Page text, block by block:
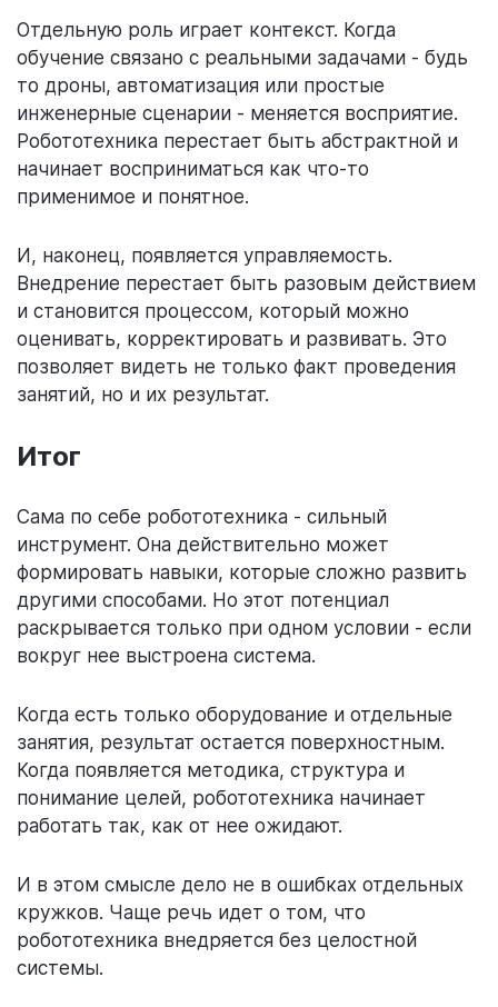
Отдельную роль играет контекст. Когда
обучение связано с реальными задачами - будь
то дроны, автоматизация или простые
инженерные сценарии - меняется восприятие.
Робототехника перестает быть абстрактной и
начинает восприниматься как что-то
применимое и понятное.
И, наконец, появляется управляемость.
Внедрение перестает быть разовым действием
и становится процессом, который можно
оценивать, корректировать и развивать. Это
позволяет видеть не только факт проведения
занятий, но и их результат.
Итог
Сама по себе робототехника - сильный
инструмент. Она действительно может
формировать навыки, которые сложно развить
другими способами. Но этот потенциал
раскрывается только при одном условии - если
вокруг нее выстроена система.
Когда есть только оборудование и отдельные
занятия, результат остается поверхностным.
Когда появляется методика, структура и
понимание целей, робототехника начинает
работать так, как от нее ожидают.
И в этом смысле дело не в ошибках отдельных
кружков. Чаще речь идет о том, что
робототехника внедряется без целостной
системы.